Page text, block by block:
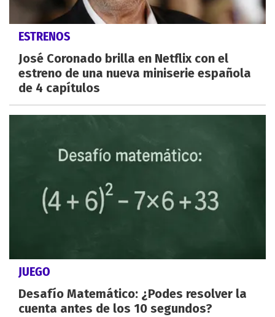
ESTRENOS
José Coronado brilla en Netflix con el
estreno de una nueva miniserie española
de 4 capítulos
JUEGO
Desafío Matemático: ¿Podes resolver la
cuenta antes de los 10 segundos?